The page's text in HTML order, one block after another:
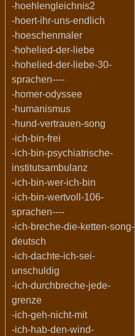
-hoehlengleichnis2
-hoert-ihr-uns-endlich
-hoeschenmaler
-hohelied-der-liebe
-hohelied-der-liebe-30-
sprachen----
-homer-odyssee
-humanismus
-hund-vertrauen-song
-ich-bin-frei
-ich-bin-psychiatrische-
institutsambulanz
-ich-bin-wer-ich-bin
-ich-bin-wertvoll-106-
sprachen----
-ich-breche-die-ketten-song-
deutsch
-ich-dachte-ich-sei-
unschuldig
-ich-durchbreche-jede-
grenze
-ich-geh-nicht-mit
-ich-hab-den-wind-